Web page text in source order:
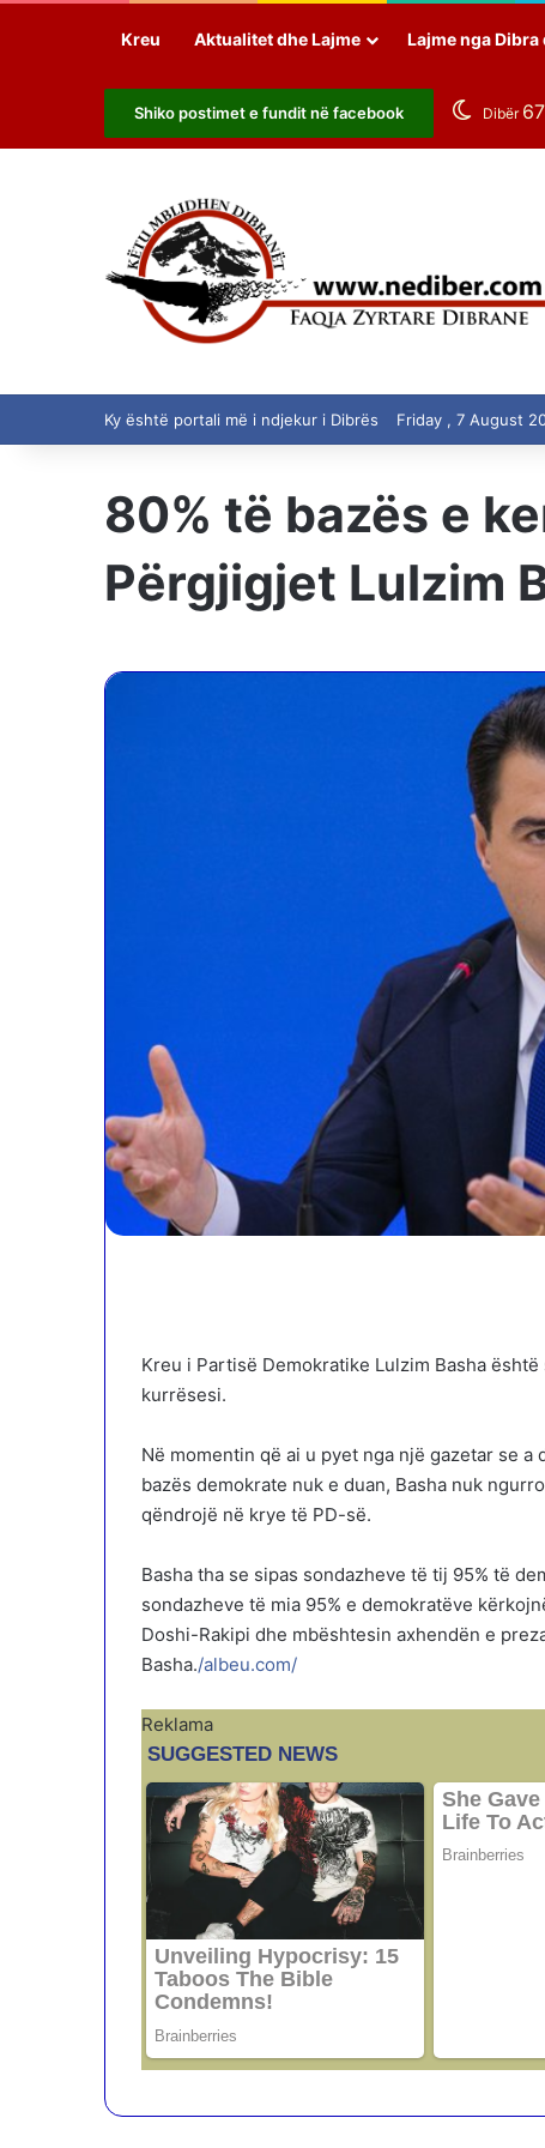
Kreu Aktualitet dhe Lajme Lajme nga
Shiko postimet e fundit në facebook Dibër 67
Ky është portali më i ndjekur i Dibrës Friday , 7 August
80% të bazës e
Përgjigjet Lulzim
Kreu i Partisë Demokratike Lulzim Basha
kurrësesi.
Në momentin që ai u pyet nga një gazetar se
bazës demokrate nuk e duan, Basha nuk
qëndrojë në krye të PD-së.
Basha tha se sipas sondazheve të tij 95% të
sondazheve të mia 95% e demokratëve
Doshi-Rakipi dhe mbështesin axhendën e
Basha./albeu.com/
Reklama